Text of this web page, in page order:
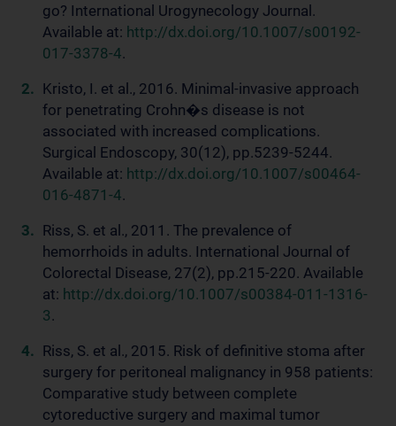
go? International Urogynecology Journal.
Available at: http://dx.doi.org/10.1007/s00192-
017-3378-4.
Kristo, I. et al., 2016. Minimal-invasive approach
for penetrating Crohn�s disease is not
associated with increased complications.
Surgical Endoscopy, 30(12), pp.5239-5244.
Available at: http://dx.doi.org/10.1007/s00464-
016-4871-4.
Riss, S. et al., 2011. The prevalence of
hemorrhoids in adults. International Journal of
Colorectal Disease, 27(2), pp.215-220. Available
at: http://dx.doi.org/10.1007/s00384-011-1316-
3.
Riss, S. et al., 2015. Risk of definitive stoma after
surgery for peritoneal malignancy in 958 patients:
Comparative study between complete
cytoreductive surgery and maximal tumor